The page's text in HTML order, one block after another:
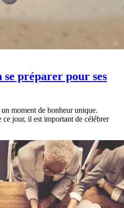
se préparer pour ses
moment de bonheur unique.
jour, il est important de célébrer